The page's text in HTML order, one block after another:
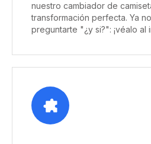
nuestro cambiador de
transformación perfecta. Ya
preguntarte "¿y si?": ¡véalo al